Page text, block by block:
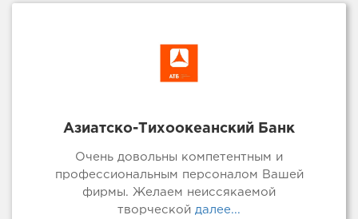
Азиатско-Тихоокеанский Банк
Очень довольны компетентным и
профессиональным персоналом Вашей
фирмы. Желаем неиссякаемой
творческой далее...